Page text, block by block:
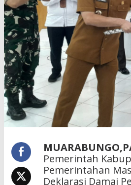
a
m
a
i
P
S
e
a
k
2
0
Pemerintah
Pemerintahan
Deklarasi Damai